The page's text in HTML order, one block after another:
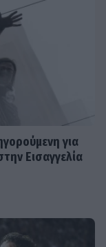
για
Εισαγγελία